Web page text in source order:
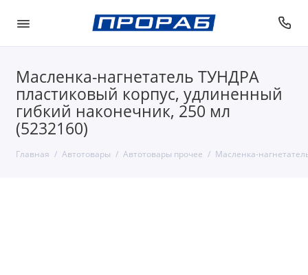
Масленка-нагнетатель ТУНДРА
пластиковый корпус, удлиненный
гибкий наконечник, 250 мл
(5232160)
Главная Автотовары Автотовары прочее Масленка-